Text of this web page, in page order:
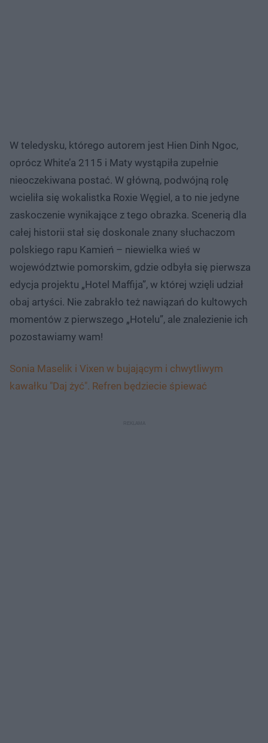
W teledysku, którego autorem jest Hien Dinh Ngoc,
oprócz White’a 2115 i Maty wystąpiła zupełnie
nieoczekiwana postać. W główną, podwójną rolę
wcieliła się wokalistka Roxie Węgiel, a to nie jedyne
zaskoczenie wynikające z tego obrazka. Scenerią dla
całej historii stał się doskonale znany słuchaczom
polskiego rapu Kamień – niewielka wieś w
województwie pomorskim, gdzie odbyła się pierwsza
edycja projektu „Hotel Maffija”, w której wzięli udział
obaj artyści. Nie zabrakło też nawiązań do kultowych
momentów z pierwszego „Hotelu”, ale znalezienie ich
pozostawiamy wam!
Sonia Maselik i Vixen w bujającym i chwytliwym
kawałku "Daj żyć". Refren będziecie śpiewać